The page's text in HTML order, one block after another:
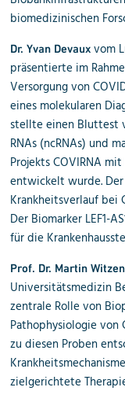
biomedizinischen
Dr. Yvan Devaux vom
präsentierte im
Versorgung von
eines molekularen
stellte einen Bluttest
RNAs (ncRNAs) und
ProjektsCOVIRNA
entwickelt wurde.
Krankheitsverlauf bei
Der Biomarker LEF1-
für die
Prof. Dr. Martin
Universitätsmedizin
zentrale Rolle von
Pathophysiologie von
zu diesen Proben
zielgerichtete